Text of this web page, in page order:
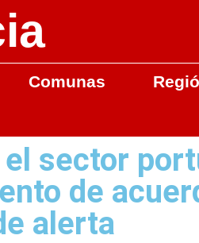
Comunas
sector
de
alerta